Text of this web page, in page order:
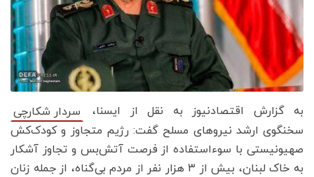
به گزارش اقتصادنیوز به نقل از ایسنا،
سردار شکارچی
سخنگوی ارشد نیروهای مسلح گفت: رژیم متجاوز و کودک‌کش
صهیونیستی با سوءاستفاده از فرصت آتش‌بس و تجاوز آشکار
به خاک لبنان، بیش از ۳ هزار نفر از مردم بی‌گناه، از جمله زنان